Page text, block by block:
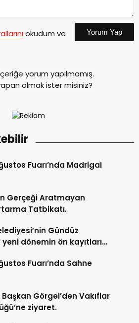
okudum ve
Yorum Yap
yorum yapılmamış.
olmak ister misiniz?
Fuarı’nda Madrigal
Gerçeği Aratmayan
Tatbikatı.
Gündüz
yeni dönemin ön kayıtları
Fuarı’nda Sahne
Görgel’den Vakıflar
ziyaret.